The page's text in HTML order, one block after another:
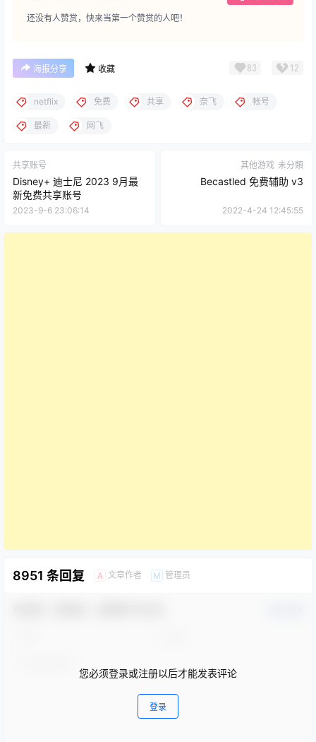
还没有人赞赏，快来当第一个赞赏的人吧！
海报分享 收藏 83 12
netflix 免费 共享 奈飞 帐号
最新 网飞
共享账号
Disney+ 迪士尼 2023 9月最
新免费共享账号
2023-9-6 23:06:14
其他游戏 未分類
Becastled 免费辅助 v3
2022-4-24 12:45:55
8951 条回复 A 文章作者 M 管理员
您必须登录或注册以后才能发表评论
登录